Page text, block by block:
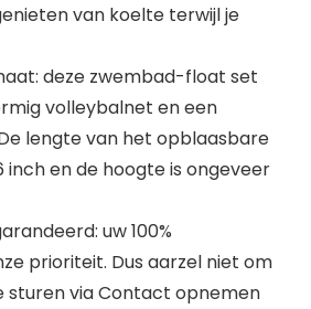
van koelte terwijl je
deze zwembad-float set
volleybalnet en een
lengte van het opblaasbare
inch en de hoogte is ongeveer
uw 100%
prioriteit. Dus aarzel niet om
sturen via Contact opnemen